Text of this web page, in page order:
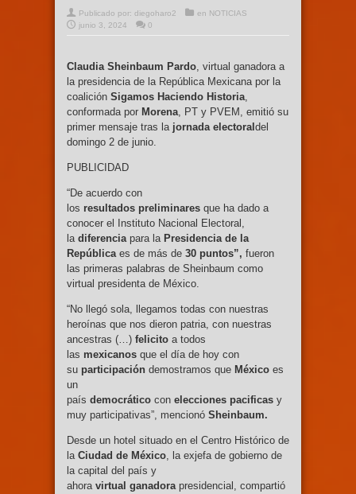
Publicado por: diegoharo2 en NOTICIAS
junio 3, 2024
0
Claudia Sheinbaum Pardo, virtual ganadora a
la presidencia de la República Mexicana por la
coalición Sigamos Haciendo Historia,
conformada por Morena, PT y PVEM, emitió su
primer mensaje tras la jornada electoral del
domingo 2 de junio.
PUBLICIDAD
“De acuerdo con
los resultados preliminares que ha dado a
conocer el Instituto Nacional Electoral,
la diferenciapara la Presidencia de la
Repúblicaes de más de 30 puntos”, fueron
las primeras palabras de Sheinbaum como
virtual presidenta de México.
“No llegó sola, llegamos todas con nuestras
heroínas que nos dieron patria, con nuestras
ancestras (…) felicito a todos
las mexicanos que el día de hoy con
su participación demostramos que México es
un
país democrático con elecciones pacificas y
muy participativas”, mencionó Sheinbaum.
Desde un hotel situado en el Centro Histórico de
la Ciudad de México, la exjefa de gobierno de
la capital del país y
ahora virtual ganadorapresidencial, compartió